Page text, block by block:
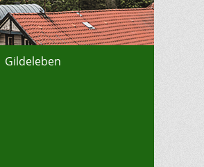
Gildeleben